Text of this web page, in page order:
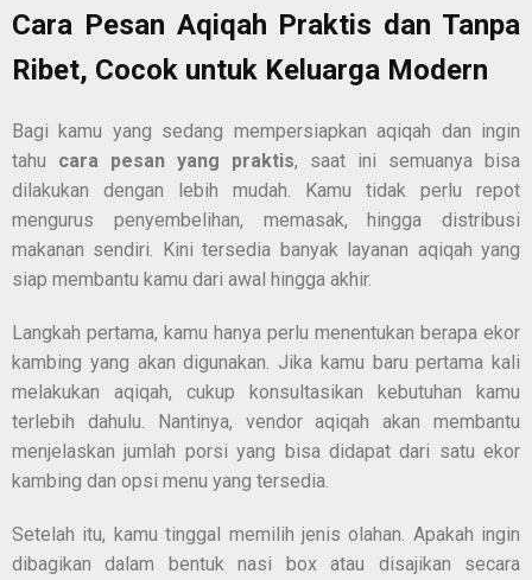
Cara Pesan Aqiqah Praktis dan Tanpa
Ribet, Cocok untuk Keluarga Modern
Bagi kamu yang sedang mempersiapkan aqiqah dan ingin
tahu cara pesan yang praktis, saat ini semuanya bisa
dilakukan dengan lebih mudah. Kamu tidak perlu repot
mengurus penyembelihan, memasak, hingga distribusi
makanan sendiri. Kini tersedia banyak layanan aqiqah yang
siap membantu kamu dari awal hingga akhir.
Langkah pertama, kamu hanya perlu menentukan berapa ekor
kambing yang akan digunakan. Jika kamu baru pertama kali
melakukan aqiqah, cukup konsultasikan kebutuhan kamu
terlebih dahulu. Nantinya, vendor aqiqah akan membantu
menjelaskan jumlah porsi yang bisa didapat dari satu ekor
kambing dan opsi menu yang tersedia.
Setelah itu, kamu tinggal memilih jenis olahan. Apakah ingin
dibagikan dalam bentuk nasi box atau disajikan secara